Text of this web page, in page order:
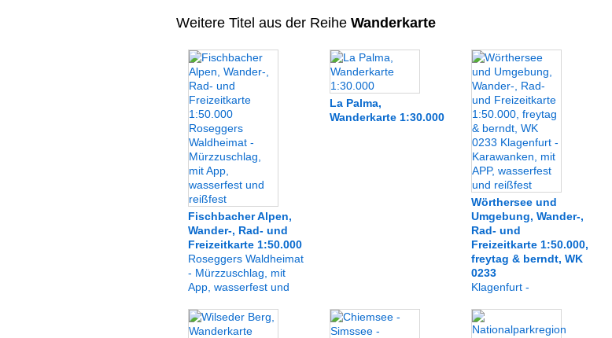
Weitere Titel aus der Reihe Wanderkarte
Fischbacher Alpen,
Wander-, Rad- und
Freizeitkarte 1:50.000
Roseggers Waldheimat
- Mürzzuschlag, mit
App, wasserfest und
La Palma,
Wanderkarte 1:30.000
Wörthersee und
Umgebung, Wander-,
Rad- und
Freizeitkarte 1:50.000,
freytag & berndt, WK
0233
Klagenfurt -
wasserfest und reißfest